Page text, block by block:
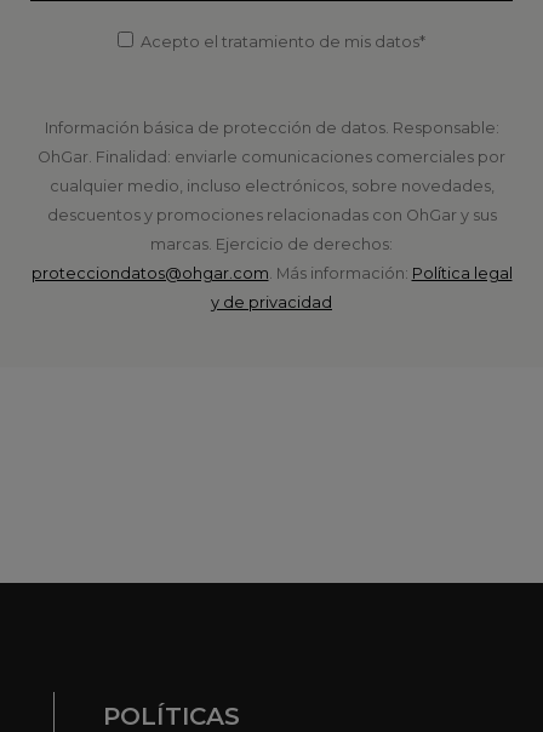
Acepto el tratamiento de mis datos*
Información básica de protección de datos. Responsable:
OhGar. Finalidad: enviarle comunicaciones comerciales por
cualquier medio, incluso electrónicos, sobre novedades,
descuentos y promociones relacionadas con OhGar y sus
marcas. Ejercicio de derechos:
protecciondatos@ohgar.com . Más información: Política legal
y de privacidad
POLÍTICAS